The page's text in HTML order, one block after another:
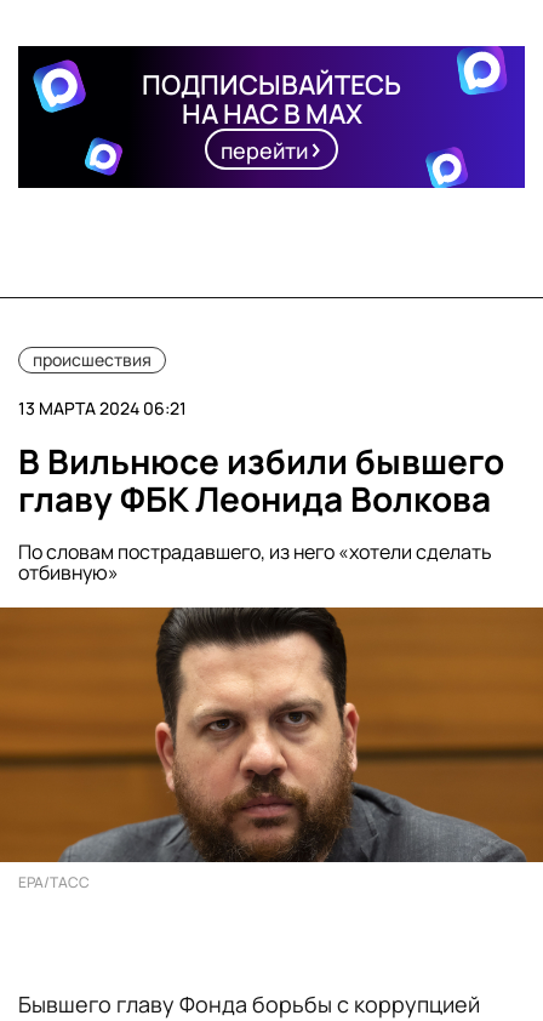
ПОДПИСЫВАЙТЕСЬ
НА НАС В MAX
перейти
происшествия
13 МАРТА 2024 06:21
В Вильнюсе избили бывшего
главу ФБК Леонида Волкова
По словам пострадавшего, из него «хотели сделать
отбивную»
EPA/ТАСС
Бывшего главу Фонда борьбы с коррупцией